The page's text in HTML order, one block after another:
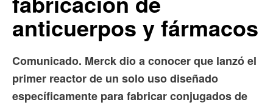
anticuerpos y fármacos
Comunicado. Merck dio a conocer que lanzó el
primer reactor de un solo uso diseñado
específicamente para fabricar conjugados de